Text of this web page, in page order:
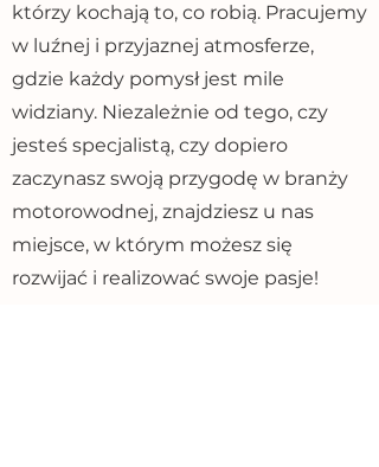
którzy kochają to, co robią. Pracujemy
w luźnej i przyjaznej atmosferze,
gdzie każdy pomysł jest mile
widziany. Niezależnie od tego, czy
jesteś specjalistą, czy dopiero
zaczynasz swoją przygodę w branży
motorowodnej, znajdziesz u nas
miejsce, w którym możesz się
rozwijać i realizować swoje pasje!